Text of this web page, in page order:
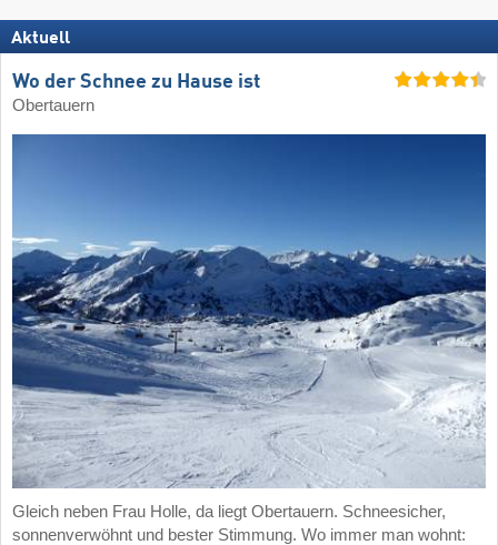
Aktuell
Wo der Schnee zu Hause ist
Obertauern
Gleich neben Frau Holle, da liegt Obertauern. Schneesicher,
sonnenverwöhnt und bester Stimmung. Wo immer man wohnt: